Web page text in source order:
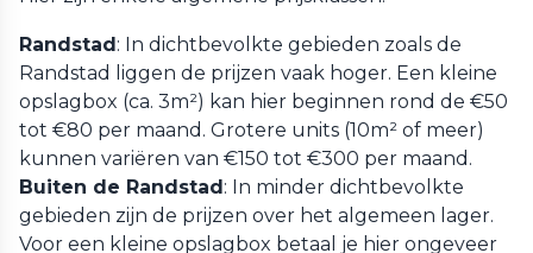
Randstad: In dichtbevolkte gebieden zoals de
Randstad liggen de prijzen vaak hoger. Een kleine
opslagbox (ca. 3m²) kan hier beginnen rond de €50
tot €80 per maand. Grotere units (10m² of meer)
kunnen variëren van €150 tot €300 per maand.
Buiten de Randstad: In minder dichtbevolkte
gebieden zijn de prijzen over het algemeen lager.
Voor een kleine opslagbox betaal je hier ongeveer